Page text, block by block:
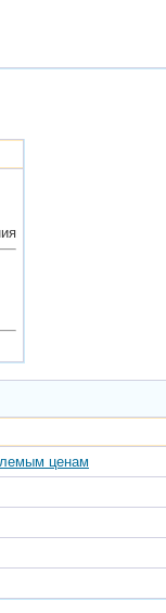
ценам